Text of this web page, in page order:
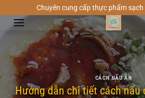
đến
nội
Chuyên cung cấp thực phẩm sạch
CÁCH NẤU ĂN
Hướng dẫn chi tiết cách nấu